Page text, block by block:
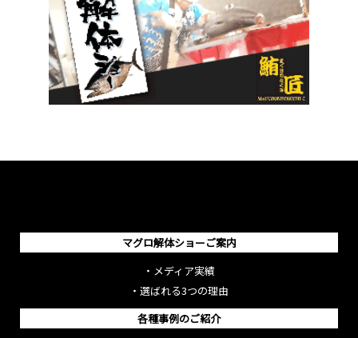
マグロ解体ショーご案内
・ メディア実績
・ 選ばれる3つの理由
各種事例のご紹介